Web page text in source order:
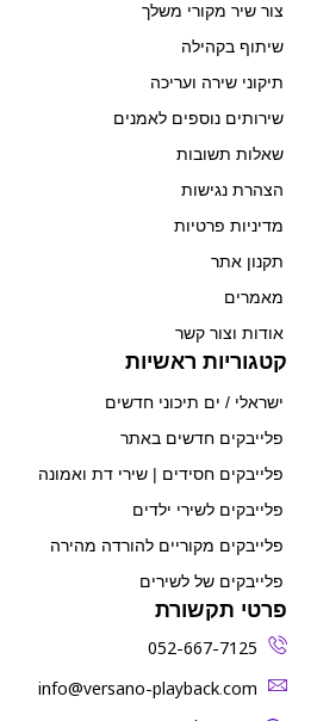
צור שיר מקורי משלך
שיתוף בקהילה
תיקוני שירה ועריכה
שירותים נוספים לאמנים
שאלות תשובות
הצהרת נגישות
מדיניות פרטיות
תקנון אתר
מאמרים
אודות וצור קשר
קטגוריות ראשיות
ישראלי / ים תיכוני חדשים
פלייבקים חדשים באתר
פלייבקים חסידים | שירי דת ואמונה
פלייבקים לשירי ילדים
פלייבקים מקוריים להורדה מהירה
פלייבקים של לשירים
פרטי תקשורת
052-667-7125
‫info@versano-playback.com‬